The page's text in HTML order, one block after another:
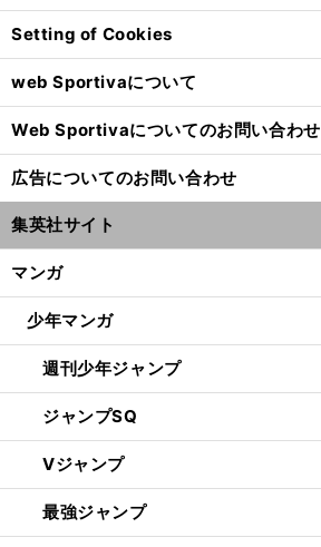
Setting of Cookies
web Sportivaについて
Web Sportivaについてのお問い合わせ
広告についてのお問い合わせ
集英社サイト
マンガ
少年マンガ
週刊少年ジャンプ
ジャンプSQ
Vジャンプ
最強ジャンプ